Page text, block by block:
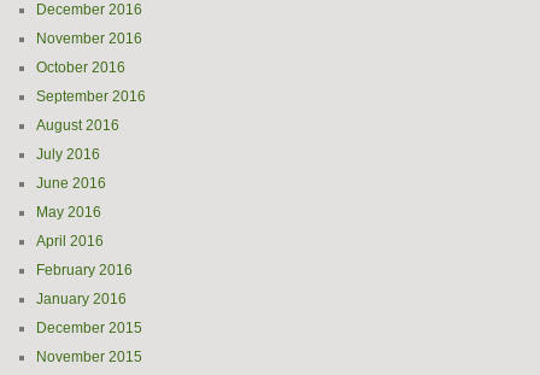
December 2016
November 2016
October 2016
September 2016
August 2016
July 2016
June 2016
May 2016
April 2016
February 2016
January 2016
December 2015
November 2015